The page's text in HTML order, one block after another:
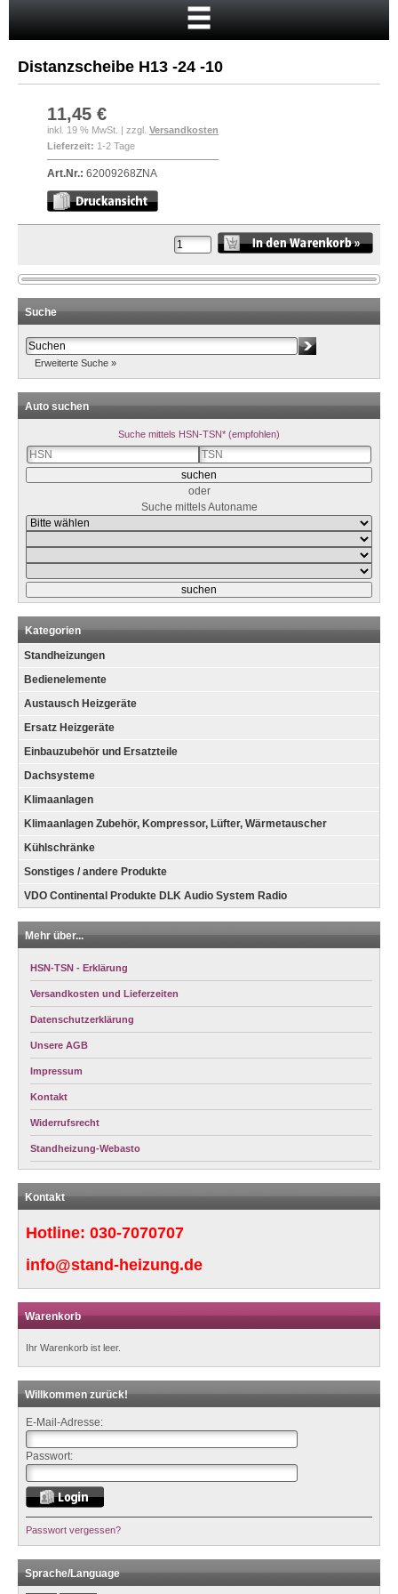
Neukunde?
Kasse
Anmelden
Distanzscheibe H13 -24 -10
11,45 €
inkl. 19 % MwSt. | zzgl. Versandkosten
Lieferzeit: 1-2 Tage
Art.Nr.: 62009268ZNA
Suche
Erweiterte Suche »
Auto suchen
Suche mittels HSN-TSN* (empfohlen)
oder
Suche mittels Autoname
Kategorien
Standheizungen
Bedienelemente
Austausch Heizgeräte
Ersatz Heizgeräte
Einbauzubehör und Ersatzteile
Dachsysteme
Klimaanlagen
Klimaanlagen Zubehör, Kompressor, Lüfter, Wärmetauscher
Kühlschränke
Sonstiges / andere Produkte
VDO Continental Produkte DLK Audio System Radio
Mehr über...
HSN-TSN - Erklärung
Versandkosten und Lieferzeiten
Datenschutzerklärung
Unsere AGB
Impressum
Kontakt
Widerrufsrecht
Standheizung-Webasto
Kontakt
Hotline: 030-7070707
info@stand-heizung.de
Warenkorb
Ihr Warenkorb ist leer.
Willkommen zurück!
E-Mail-Adresse:
Passwort:
Passwort vergessen?
Sprache/Language